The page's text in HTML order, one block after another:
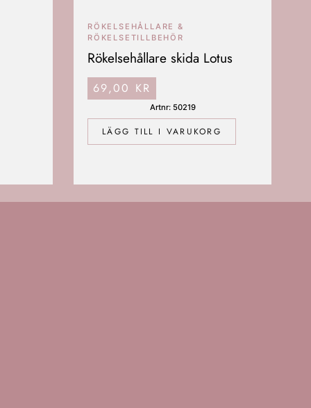
LÄGG TILL I VARUKORG
RÖKELSEHÅLLARE &
RÖKELSETILLBEHÖR
Rökelsehållare skida Lotus
69,00 KR
Artnr: 50219